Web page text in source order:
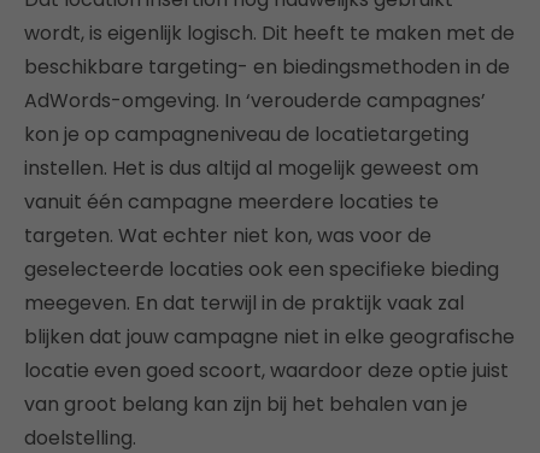
wordt, is eigenlijk logisch. Dit heeft te maken met de
beschikbare targeting- en biedingsmethoden in de
AdWords-omgeving. In ‘verouderde campagnes’
kon je op campagneniveau de locatietargeting
instellen. Het is dus altijd al mogelijk geweest om
vanuit één campagne meerdere locaties te
targeten. Wat echter niet kon, was voor de
geselecteerde locaties ook een specifieke bieding
meegeven. En dat terwijl in de praktijk vaak zal
blijken dat jouw campagne niet in elke geografische
locatie even goed scoort, waardoor deze optie juist
van groot belang kan zijn bij het behalen van je
doelstelling.